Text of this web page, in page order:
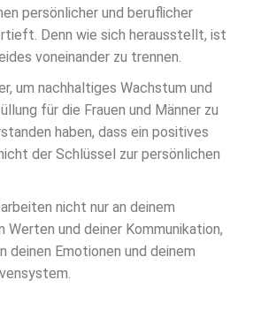
persönlicher und beruflicher
Denn wie sich herausstellt, ist
voneinander zu trennen.
um nachhaltiges Wachstum und
für die Frauen und Männer zu
haben, dass ein positives
der Schlüssel zur persönlichen
nicht nur an deinem
Werten und deiner Kommunikation,
deinen Emotionen und deinem